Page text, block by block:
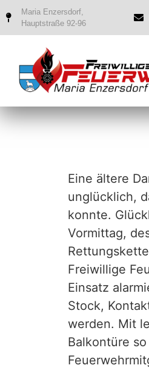
Maria Enzersdorf,
Hauptstraße 92-96
Eine ältere
unglücklich,
konnte.
Vormittag,
Freiwillige
Einsatz
Stock,
werden. Mit
Balkontüre